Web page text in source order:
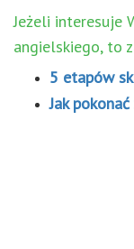
Jeżeli interesuje
angielskiego, to
5 etapów
Jak